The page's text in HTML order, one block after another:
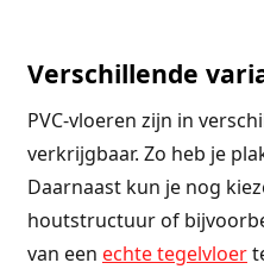
Verschillende
PVC-vloeren zijn in
verkrijgbaar. Zo heb je
Daarnaast kun je nog
houtstructuur of
van een echte tegelvloer